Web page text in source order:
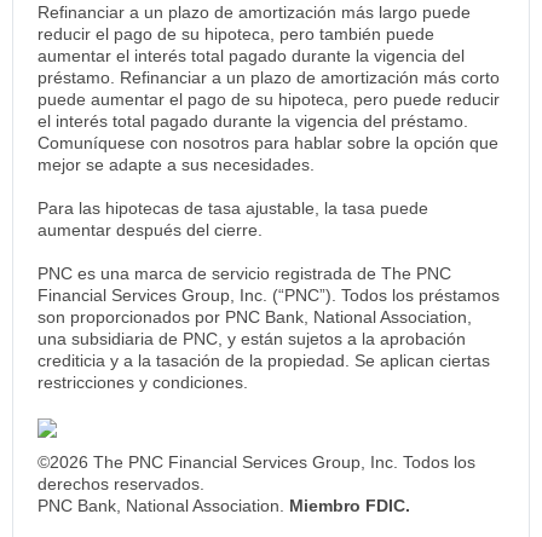
Refinanciar a un plazo de amortización más largo puede
reducir el pago de su hipoteca, pero también puede
aumentar el interés total pagado durante la vigencia del
préstamo. Refinanciar a un plazo de amortización más corto
puede aumentar el pago de su hipoteca, pero puede reducir
el interés total pagado durante la vigencia del préstamo.
Comuníquese con nosotros para hablar sobre la opción que
mejor se adapte a sus necesidades.
Para las hipotecas de tasa ajustable, la tasa puede
aumentar después del cierre.
PNC es una marca de servicio registrada de The PNC
Financial Services Group, Inc. (“PNC”). Todos los préstamos
son proporcionados por PNC Bank, National Association,
una subsidiaria de PNC, y están sujetos a la aprobación
crediticia y a la tasación de la propiedad. Se aplican ciertas
restricciones y condiciones.
©2026 The PNC Financial Services Group, Inc. Todos los
derechos reservados.
PNC Bank, National Association. Miembro FDIC.